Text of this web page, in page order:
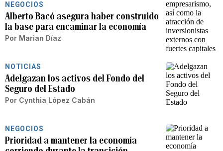
NEGOCIOS
Alberto Bacó asegura haber construido
la base para encaminar la economía
Por Marian Díaz
NOTICIAS
Adelgazan los activos del Fondo del
Seguro del Estado
Por Cynthia López Cabán
NEGOCIOS
Prioridad a mantener la economía